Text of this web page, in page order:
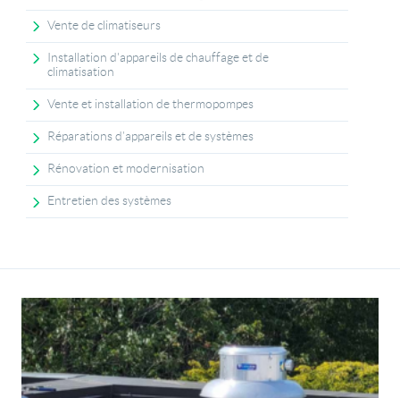
Vente de climatiseurs
Installation d'appareils de chauffage et de
climatisation
Vente et installation de thermopompes
Réparations d’appareils et de systèmes
Rénovation et modernisation
Entretien des systèmes